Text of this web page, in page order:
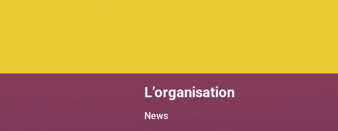
L’organisation
News